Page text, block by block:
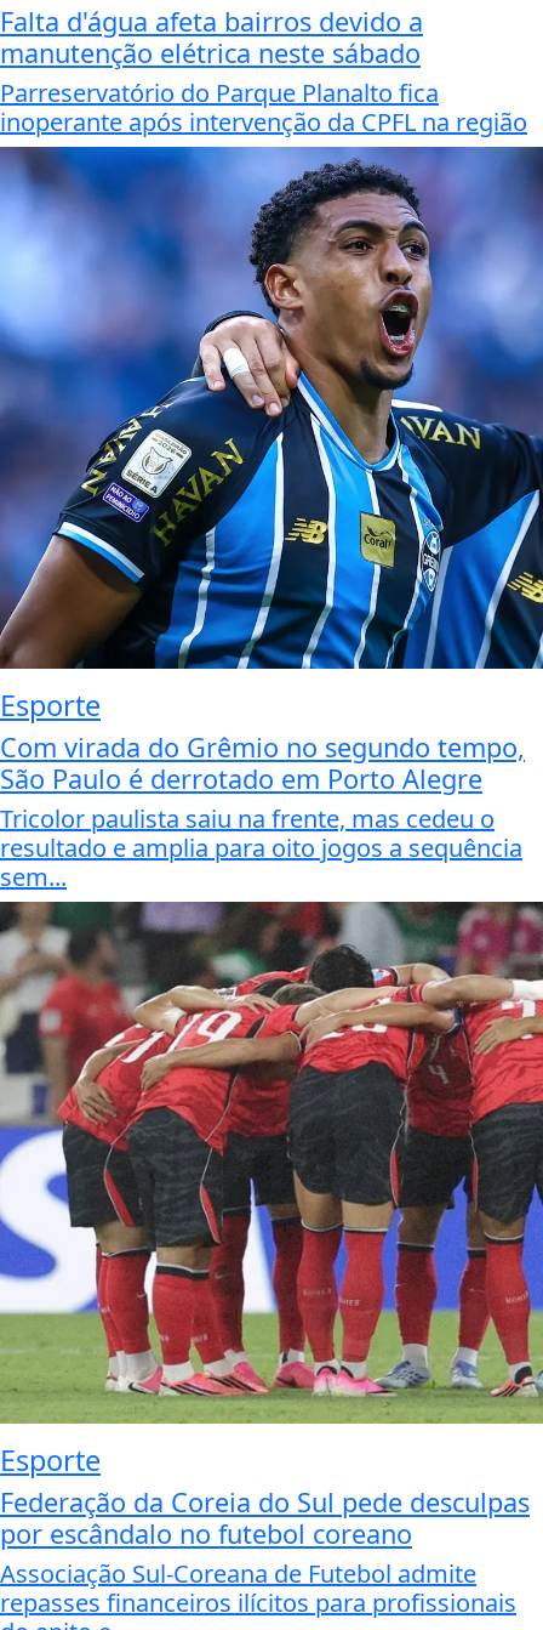
Falta d'água afeta bairros devido a
manutenção elétrica neste sábado
Parreservatório do Parque Planalto fica
inoperante após intervenção da CPFL na região
Esporte
Com virada do Grêmio no segundo tempo,
São Paulo é derrotado em Porto Alegre
Tricolor paulista saiu na frente, mas cedeu o
resultado e amplia para oito jogos a sequência
sem...
Esporte
Federação da Coreia do Sul pede desculpas
por escândalo no futebol coreano
Associação Sul-Coreana de Futebol admite
repasses financeiros ilícitos para profissionais